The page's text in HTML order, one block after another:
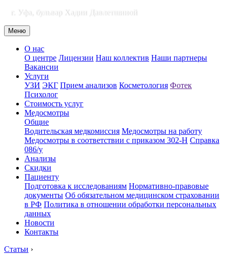
г. Уфа, бульвар Хадии Давлетшиной
Меню
О нас
О центре Лицензии Наш коллектив Наши партнеры
Вакансии
Услуги
УЗИ ЭКГ Прием анализов Косметология Фотек
Психолог
Стоимость услуг
Медосмотры
Общие
Водительская медкомиссия Медосмотры на работу
Медосмотры в соответствии с приказом 302-Н Справка
086/у
Анализы
Скидки
Пациенту
Подготовка к исследованиям Нормативно-правовые
документы Об обязательном медицинском страховании
в РФ Политика в отношении обработки персональных
данных
Новости
Контакты
Статьи ›